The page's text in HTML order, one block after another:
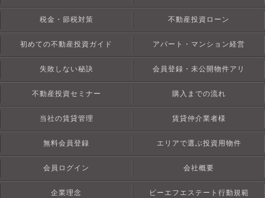
税金・節税対策 不動産投資ローン
初めての不動産投資ガイド アパート・マンション経営
失敗しない秘訣 会員登録・未公開物件アリ
不動産投資セミナー 購入までの流れ
当社の賃貸管理 賃貸仲介業者様
無料会員登録 エリアで選ぶ投資用物件
会員ログイン 会社概要
企業理念 ビーエフエステート行動規範